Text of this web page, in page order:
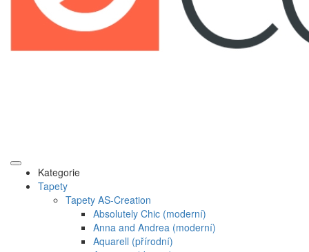
Kategorie
Tapety
Tapety AS-Creation
Absolutely Chic (moderní)
Anna and Andrea (moderní)
Aquarell (přírodní)